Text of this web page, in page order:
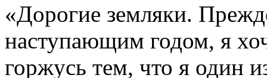
«Дорогие земляки.
наступающим годом, я
горжусь тем, что я один